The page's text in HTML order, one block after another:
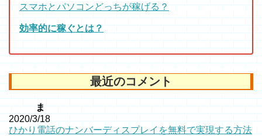
スマホとパソコンどっちが稼げる？
効率的に稼ぐとは？
最近のコメント
ま
2020/3/18
ひかり電話のナンバーディスプレイを無料で実現する方法